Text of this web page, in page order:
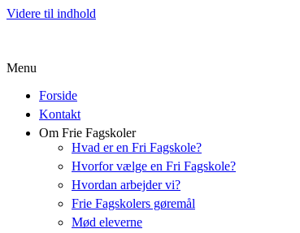
Videre til indhold
Menu
Forside
Kontakt
Om Frie Fagskoler
Hvad er en Fri Fagskole?
Hvorfor vælge en Fri Fagskole?
Hvordan arbejder vi?
Frie Fagskolers gøremål
Mød eleverne